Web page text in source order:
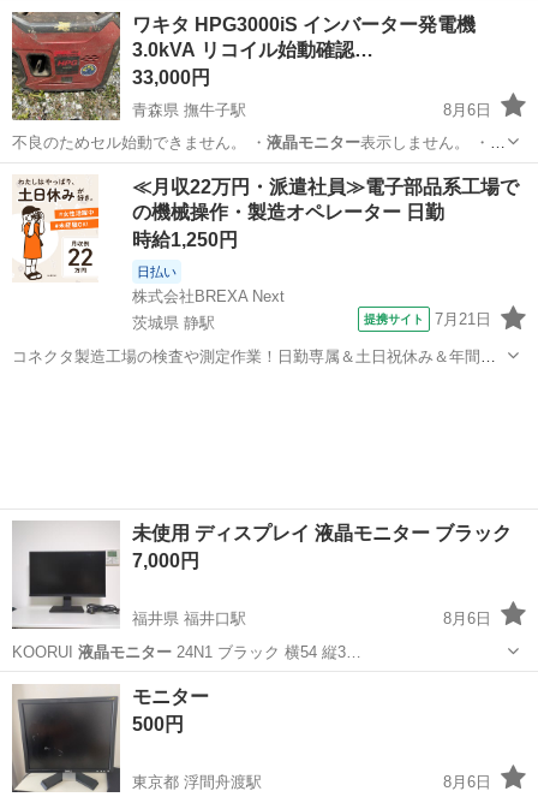
北海道 札幌市 家電
ワキタ HPG3000iS インバーター発電機
3.0kVA リコイル始動確認…
33,000円
青森県 撫牛子駅
8月6日
不良のためセル始動できません。 ・ 液晶モニター表示しません。 ・リ
コイル始動での…
青森 弘前市 撫牛子駅 その他
≪月収22万円・派遣社員≫電子部品系工場で
の機械操作・製造オペレーター 日勤
時給1,250円
日払い
株式会社BREXA Next
茨城県 静駅
提携サイト 7月21日
コネクタ製造工場の検査や測定作業！日勤専属＆土日祝休み＆年間休
未使用 ディスプレイ 液晶モニター ブラック
7,000円
福井県 福井口駅
8月6日
KOORUI 液晶モニター24N1 ブラック 横54 縦3…
福井 福井市 福井口駅
モニター
500円
東京都 浮間舟渡駅
8月6日